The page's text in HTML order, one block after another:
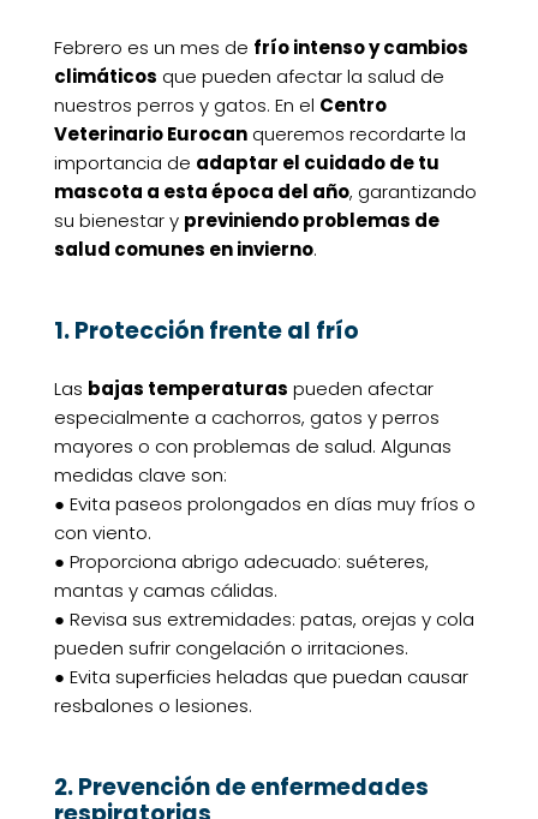
Febrero es un mes de frío intenso y cambios
climáticos que pueden afectar la salud de
nuestros perros y gatos. En el Centro
Veterinario Eurocanqueremos recordarte la
importancia de adaptar el cuidado de tu
mascota a esta época del año, garantizando
su bienestar y previniendo problemas de
salud comunes en invierno.
1. Protección frente al frío
Las bajas temperaturas pueden afectar
especialmente a cachorros, gatos y perros
mayores o con problemas de salud. Algunas
medidas clave son:
● Evita paseos prolongados en días muy fríos o
con viento.
● Proporciona abrigo adecuado: suéteres,
mantas y camas cálidas.
● Revisa sus extremidades: patas, orejas y cola
pueden sufrir congelación o irritaciones.
● Evita superficies heladas que puedan causar
resbalones o lesiones.
2. Prevención de enfermedades